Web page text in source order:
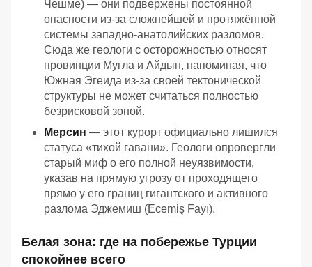
Чешме) — они подвержены постоянной
опасности из-за сложнейшей и протяжённой
системы западно-анатолийских разломов.
Сюда же геологи с осторожностью относят
провинции Мугла и Айдын, напоминая, что
Южная Эгеида из-за своей тектонической
структуры не может считаться полностью
безрисковой зоной.
Мерсин — этот курорт официально лишился
статуса «тихой гавани». Геологи опровергли
старый миф о его полной неуязвимости,
указав на прямую угрозу от проходящего
прямо у его границ гигантского и активного
разлома Эджемиш (Ecemiş Fayı).
Белая зона: где на побережье Турции
спокойнее всего